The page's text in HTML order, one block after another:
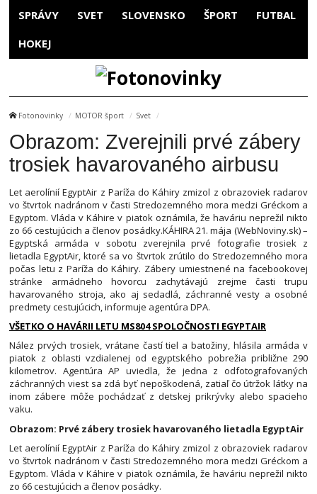
SPRÁVY SVET SLOVENSKO ŠPORT FUTBAL
HOKEJ
Fotonovinky MOTOR šport Svet
Obrazom: Zverejnili prvé zábery
trosiek havarovaného airbusu
Let aerolínií EgyptAir z Paríža do Káhiry zmizol z obrazoviek radarov
vo štvrtok nadránom v časti Stredozemného mora medzi Gréckom a
Egyptom. Vláda v Káhire v piatok oznámila, že haváriu neprežil nikto
zo 66 cestujúcich a členov posádky.KÁHIRA 21. mája (WebNoviny.sk) –
Egyptská armáda v sobotu zverejnila prvé fotografie trosiek z
lietadla EgyptAir, ktoré sa vo štvrtok zrútilo do Stredozemného mora
počas letu z Paríža do Káhiry. Zábery umiestnené na facebookovej
stránke armádneho hovorcu zachytávajú zrejme časti trupu
havarovaného stroja, ako aj sedadlá, záchranné vesty a osobné
predmety cestujúcich, informuje agentúra DPA.
VŠETKO O HAVÁRII LETU MS804 SPOLOČNOSTI EGYPTAIR
Nález prvých trosiek, vrátane častí tiel a batožiny, hlásila armáda v
piatok z oblasti vzdialenej od egyptského pobrežia približne 290
kilometrov. Agentúra AP uviedla, že jedna z odfotografovaných
záchranných viest sa zdá byť nepoškodená, zatiaľ čo útržok látky na
inom zábere môže pochádzať z detskej prikrývky alebo spacieho
vaku.
Obrazom: Prvé zábery trosiek havarovaného lietadla EgyptAir
Let aerolínií EgyptAir z Paríža do Káhiry zmizol z obrazoviek radarov
vo štvrtok nadránom v časti Stredozemného mora medzi Gréckom a
Egyptom. Vláda v Káhire v piatok oznámila, že haváriu neprežil nikto
zo 66 cestujúcich a členov posádky.